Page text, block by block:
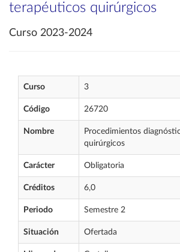
terapéuticos quirúrgicos
Curso 2023-2024
Curso 3
Código 26720
Nombre
Procedimientos
quirúrgicos
Carácter Obligatoria
Créditos 6,0
Periodo Semestre 2
Situación Ofertada